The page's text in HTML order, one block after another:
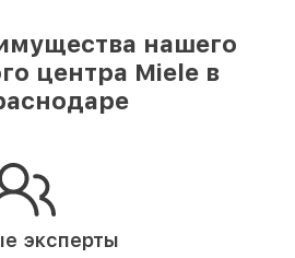
нашего
центра Miele в
эксперты